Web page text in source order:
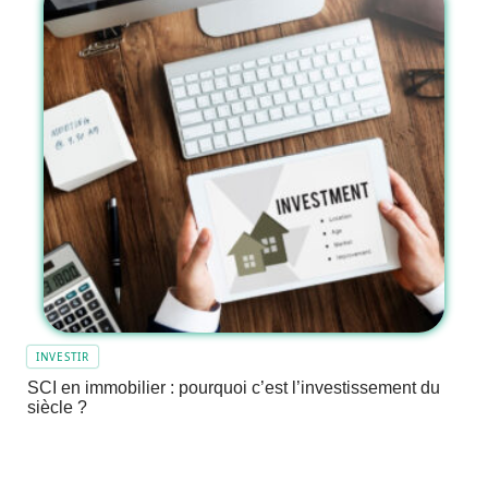
INVESTIR
SCI en immobilier : pourquoi c’est l’investissement du
siècle ?